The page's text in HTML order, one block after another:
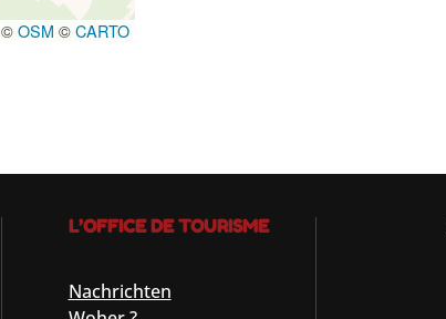
©OSM ©CARTO
L’OFFICE DE TOURISME
Nachrichten